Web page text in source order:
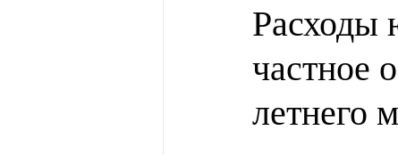
Расходы
частное
летнего